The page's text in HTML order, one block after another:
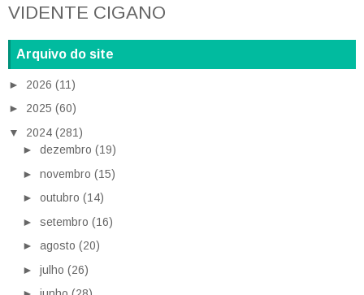
VIDENTE CIGANO
Arquivo do site
► 2026 (11)
► 2025 (60)
▼ 2024 (281)
► dezembro (19)
► novembro (15)
► outubro (14)
► setembro (16)
► agosto (20)
► julho (26)